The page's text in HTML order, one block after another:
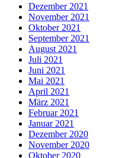
Dezember 2021
November 2021
Oktober 2021
September 2021
August 2021
Juli 2021
Juni 2021
Mai 2021
April 2021
März 2021
Februar 2021
Januar 2021
Dezember 2020
November 2020
Oktober 2020